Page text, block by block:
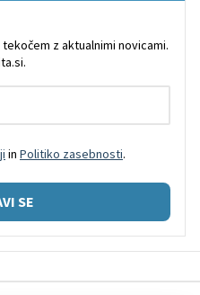
z aktualnimi novicami.
in Politiko zasebnosti.
SE